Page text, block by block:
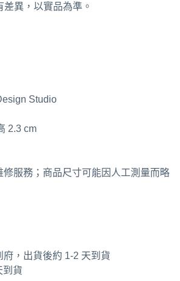
異，以實品為準。
Studio
2.3 cm
修服務；商品尺寸可能因人工測量而略
，出貨後約 1-2 天到貨
到貨